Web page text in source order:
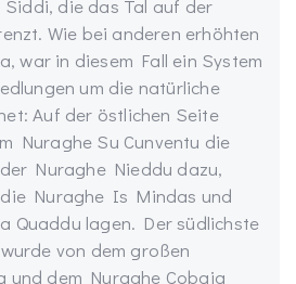
die das Tal auf der
Wie bei anderen erhöhten
war in diesem Fall ein System
um die natürliche
Auf der östlichen Seite
Nuraghe Su Cunventu die
Nuraghe Nieddu dazu,
Nuraghe Is Mindas und
Quaddu lagen. Der südlichste
von dem großen
und dem Nuraghe Cobaia